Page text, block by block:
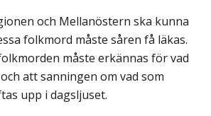
och Mellanöstern ska kunna
folkmord måste såren få läkas.
måste erkännas för vad
att sanningen om vad som
upp i dagsljuset.